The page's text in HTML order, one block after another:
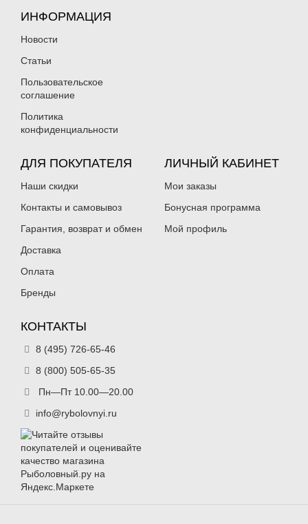
ИНФОРМАЦИЯ
Новости
Статьи
Пользовательское
соглашение
Политика
конфиденциальности
ДЛЯ ПОКУПАТЕЛЯ
Наши скидки
Контакты и самовывоз
Гарантия, возврат и обмен
Доставка
Оплата
Бренды
ЛИЧНЫЙ КАБИНЕТ
Мои заказы
Бонусная программа
Мой профиль
КОНТАКТЫ
8 (495) 726-65-46
8 (800) 505-65-35
Пн—Пт 10.00—20.00
info@rybolovnyi.ru